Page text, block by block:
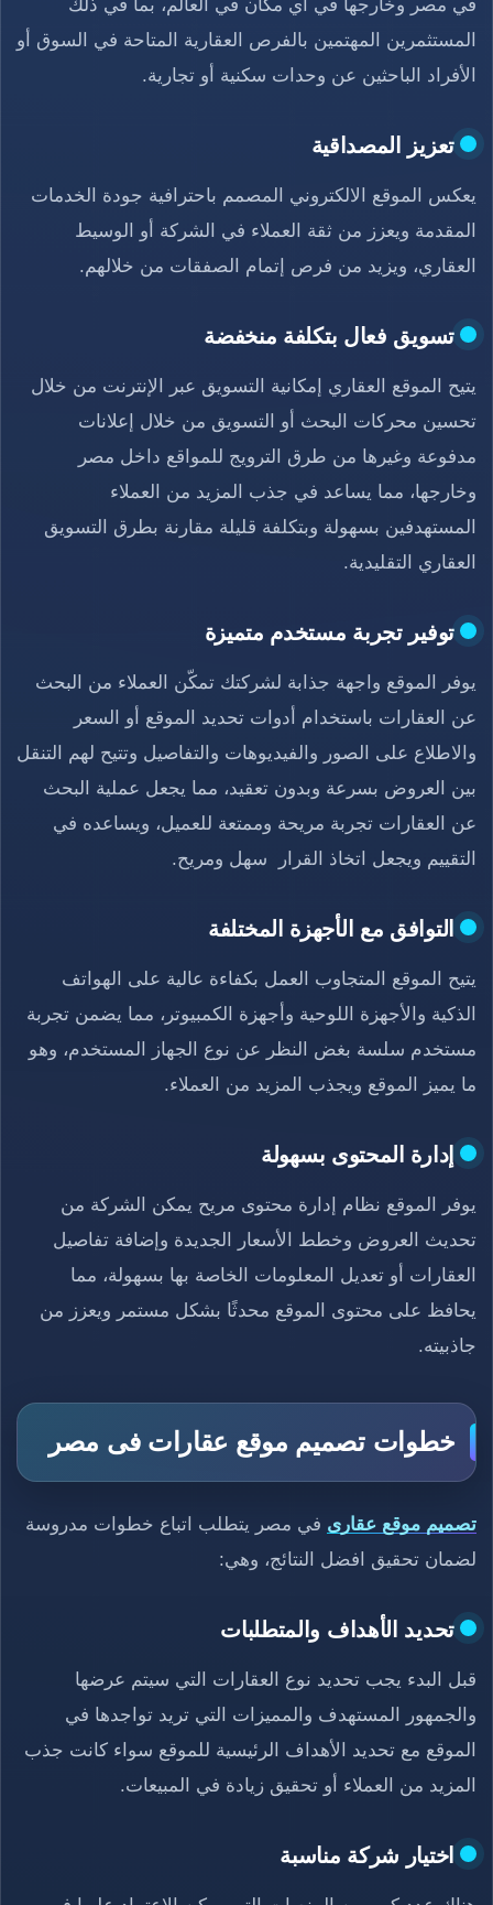
في مصر وخارجها في أي مكان في العالم، بما في ذلك
المستثمرين المهتمين بالفرص العقارية المتاحة في السوق أو
الأفراد الباحثين عن وحدات سكنية أو تجارية.
تعزيز المصداقية
يعكس الموقع الالكتروني المصمم باحترافية جودة الخدمات
المقدمة ويعزز من ثقة العملاء في الشركة أو الوسيط
العقاري، ويزيد من فرص إتمام الصفقات من خلالهم.
تسويق فعال بتكلفة منخفضة
يتيح الموقع العقاري إمكانية التسويق عبر الإنترنت من خلال
تحسين محركات البحث أو التسويق من خلال إعلانات
مدفوعة وغيرها من طرق الترويج للمواقع داخل مصر
وخارجها، مما يساعد في جذب المزيد من العملاء
المستهدفين بسهولة وبتكلفة قليلة مقارنة بطرق التسويق
العقاري التقليدية.
توفير تجربة مستخدم متميزة
يوفر الموقع واجهة جذابة لشركتك تمكّن العملاء من البحث
عن العقارات باستخدام أدوات تحديد الموقع أو السعر
والاطلاع على الصور والفيديوهات والتفاصيل وتتيح لهم التنقل
بين العروض بسرعة وبدون تعقيد، مما يجعل عملية البحث
عن العقارات تجربة مريحة وممتعة للعميل، ويساعده في
التقييم ويجعل اتخاذ القرار سهل ومريح.
التوافق مع الأجهزة المختلفة
يتيح الموقع المتجاوب العمل بكفاءة عالية على الهواتف
الذكية والأجهزة اللوحية وأجهزة الكمبيوتر، مما يضمن تجربة
مستخدم سلسة بغض النظر عن نوع الجهاز المستخدم، وهو
ما يميز الموقع ويجذب المزيد من العملاء.
إدارة المحتوى بسهولة
يوفر الموقع نظام إدارة محتوى مريح يمكن الشركة من
تحديث العروض وخطط الأسعار الجديدة وإضافة تفاصيل
العقارات أو تعديل المعلومات الخاصة بها بسهولة، مما
يحافظ على محتوى الموقع محدثًا بشكل مستمر ويعزز من
جاذبيته.
خطوات تصميم موقع عقارات فى مصر
تصميم موقع عقارى في مصر يتطلب اتباع خطوات مدروسة
لضمان تحقيق افضل النتائج، وهي:
تحديد الأهداف والمتطلبات
قبل البدء يجب تحديد نوع العقارات التي سيتم عرضها
والجمهور المستهدف والمميزات التي تريد تواجدها في
الموقع مع تحديد الأهداف الرئيسية للموقع سواء كانت جذب
المزيد من العملاء أو تحقيق زيادة في المبيعات.
اختيار شركة مناسبة